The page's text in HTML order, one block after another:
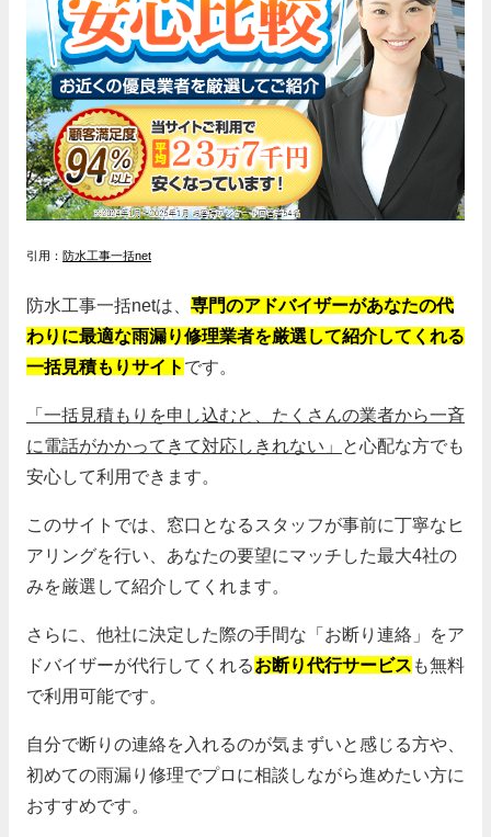
引用： 防水工事一括net
防水工事一括netは、 専門のアドバイザーがあなたの代
わりに最適な雨漏り修理業者を厳選して紹介してくれる
一括見積もりサイト です。
「一括見積もりを申し込むと、たくさんの業者から一斉
に電話がかかってきて対応しきれない」
と心配な方でも
安心して利用できます。
このサイトでは、窓口となるスタッフが事前に丁寧なヒ
アリングを行い、あなたの要望にマッチした最大4社の
みを厳選して紹介してくれます。
さらに、他社に決定した際の手間な「お断り連絡」をア
ドバイザーが代行してくれるお断り代行サービス も無料
で利用可能です。
自分で断りの連絡を入れるのが気まずいと感じる方や、
初めての雨漏り修理でプロに相談しながら進めたい方に
おすすめです。